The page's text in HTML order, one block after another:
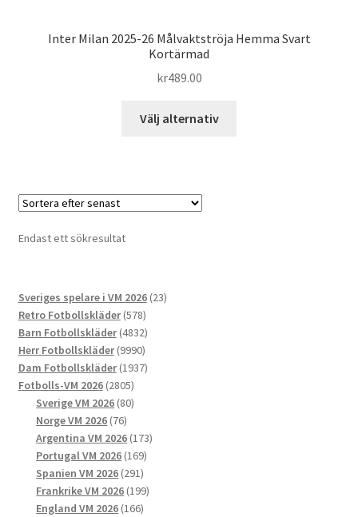
Inter Milan 2025-26 Målvaktströja Hemma Svart
Kortärmad
kr489.00
Välj alternativ
Endast ett sökresultat
Sveriges spelare i VM 2026 2323
Retro Fotbollskläder 578578
produkter
Barn Fotbollskläder 48324832
produkter
Herr Fotbollskläder 99909990
produkter
Dam Fotbollskläder 19371937
Fotbolls-VM 2026 28052805
produkter
Sverige VM 2026 8080
Norge VM 2026 7676
produkter
Argentina VM 2026 173173
Portugal VM 2026 169169
Spanien VM 2026 291291
produkter
Frankrike VM 2026 199199
England VM 2026 166166